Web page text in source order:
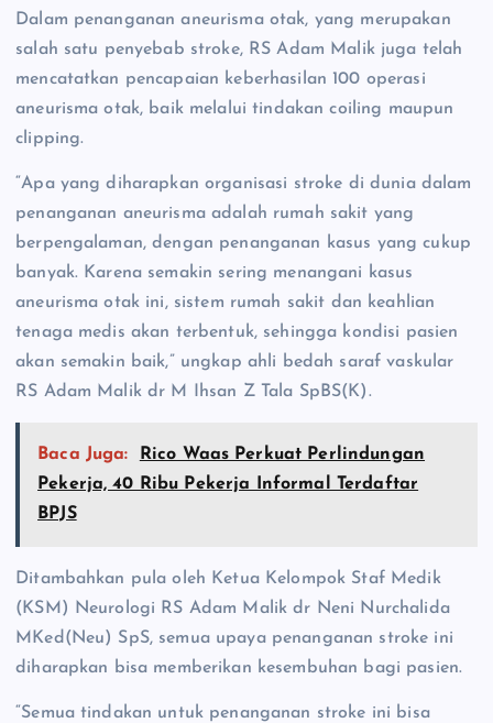
Dalam penanganan aneurisma otak, yang merupakan
salah satu penyebab stroke, RS Adam Malik juga telah
mencatatkan pencapaian keberhasilan 100 operasi
aneurisma otak, baik melalui tindakan coiling maupun
clipping.
“Apa yang diharapkan organisasi stroke di dunia dalam
penanganan aneurisma adalah rumah sakit yang
berpengalaman, dengan penanganan kasus yang cukup
banyak. Karena semakin sering menangani kasus
aneurisma otak ini, sistem rumah sakit dan keahlian
tenaga medis akan terbentuk, sehingga kondisi pasien
akan semakin baik,” ungkap ahli bedah saraf vaskular
RS Adam Malik dr M Ihsan Z Tala SpBS(K).
Baca Juga:
Rico Waas Perkuat Perlindungan
Pekerja, 40 Ribu Pekerja Informal Terdaftar
BPJS
Ditambahkan pula oleh Ketua Kelompok Staf Medik
(KSM) Neurologi RS Adam Malik dr Neni Nurchalida
MKed(Neu) SpS, semua upaya penanganan stroke ini
diharapkan bisa memberikan kesembuhan bagi pasien.
“Semua tindakan untuk penanganan stroke ini bisa